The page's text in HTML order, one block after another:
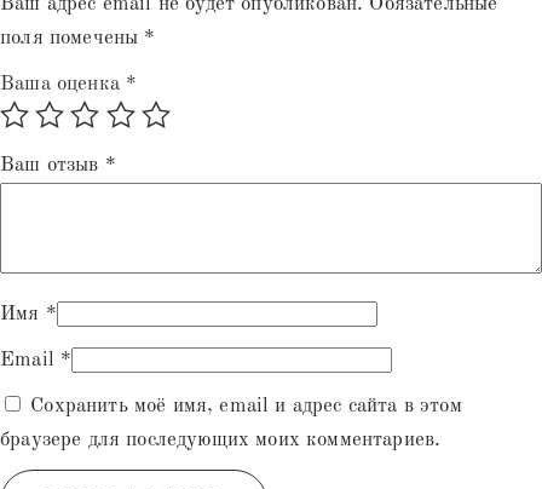
Ваш адрес email не будет опубликован. Обязательные
поля помечены *
Ваша оценка *
Ваш отзыв *
Имя *
Email *
Сохранить моё имя, email и адрес сайта в этом
браузере для последующих моих комментариев.